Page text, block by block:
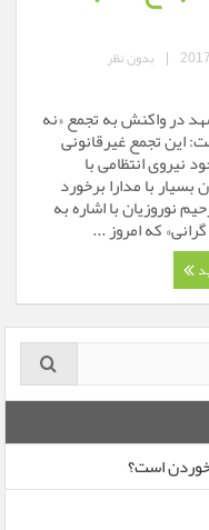
| بدون نظر
در واکنش به تجمع «نه
این تجمع غیرقانونی
نیروی انتظامی با
بسیار با مدارا برخورد
نوروزیان با اشاره به
که امروز ...